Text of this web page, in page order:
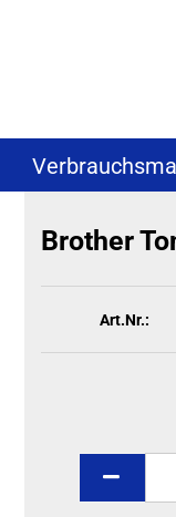
Brother
Art.Nr.: